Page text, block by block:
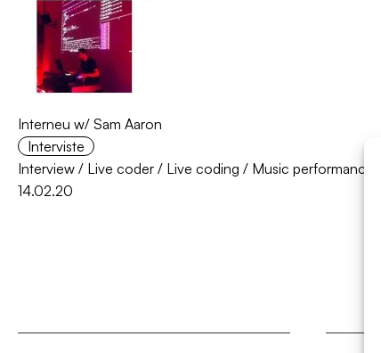
Interneu w/ Sam Aaron
Interviste
Interview / Live coder / Live coding / Music performance
14.02.20